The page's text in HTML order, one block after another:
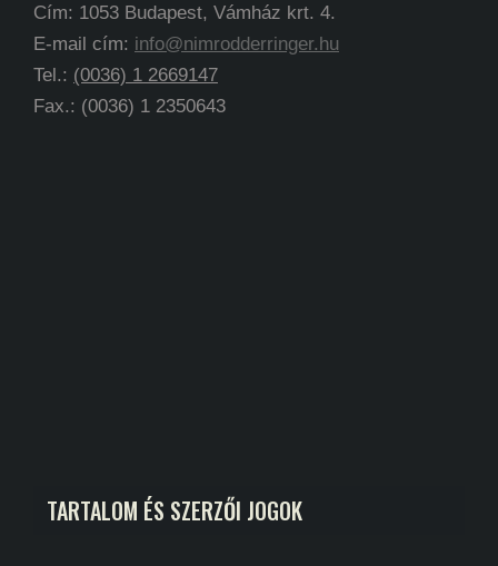
Cím: 1053 Budapest, Vámház krt. 4.
E-mail cím: info@nimrodderringer.hu
Tel.: (0036) 1 2669147
Fax.: (0036) 1 2350643
TARTALOM ÉS SZERZŐI JOGOK